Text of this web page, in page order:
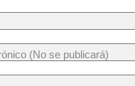
(No se publicará)